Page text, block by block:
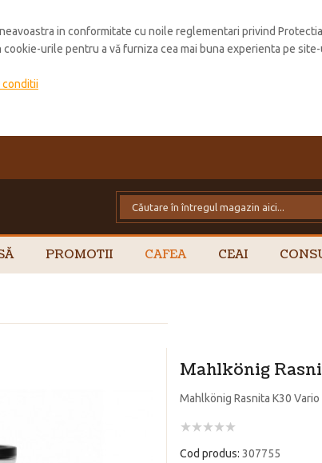
in conformitate cu noile reglementari privind Protectia
urile pentru a vă furniza cea mai buna experienta pe
conditii
PROMOTII CAFEA CEAI
Mahlkönig
Mahlkönig Rasnita K30 Vario
Cod produs: 307755